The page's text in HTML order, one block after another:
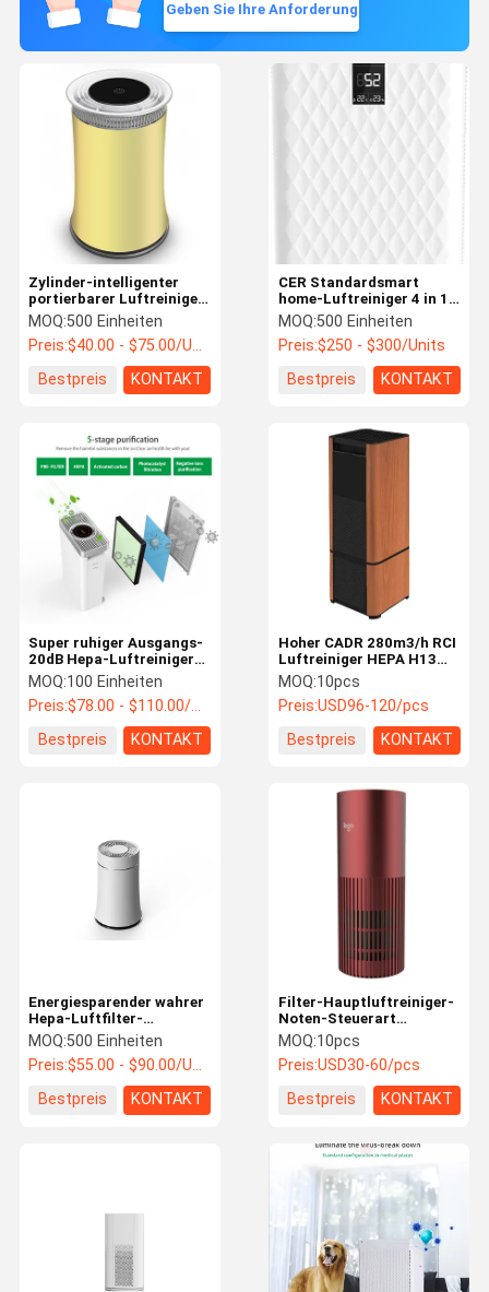
Kontakt
HEPA-Filter-Luftreiniger
Hauptluftreiniger
Auto-Luftreiniger
Tischplattenluftreiniger
Boden-Stellungs-Luftreiniger
Geben Sie Ihre Anforderung
CER Standardsmart
home-Luftreiniger 4 in 1
Stadium PM2.5 Soem
750M3/H CADR
MOQ:500 Einheiten
Preis:$250 - $300/Units
Bestpreis
KONTAKT
Zylinder-intelligenter
portierbarer Luftreiniger
für Haus mit wahrer
Hepa-Filter-negativem
Ion
MOQ:500 Einheiten
Preis:$40.00 - $75.00/Units
Bestpreis
KONTAKT
Hoher CADR 280m3/h RCI
Luftreiniger HEPA H13
Ausgangsdes
luftreiniger-lärmarm
MOQ:10pcs
Preis:USD96-120/pcs
Bestpreis
KONTAKT
Super ruhiger Ausgangs-
20dB Hepa-Luftreiniger
für Viren und Bakterien
mit LED-Licht
MOQ:100 Einheiten
Preis:$78.00 - $110.00/Units
Bestpreis
KONTAKT
Filter-Hauptluftreiniger-
Noten-Steuerart
Stromversorgung H13
HEPA C USB
MOQ:10pcs
Preis:USD30-60/pcs
Bestpreis
KONTAKT
Energiesparender wahrer
Hepa-Luftfilter-
lärmarmer Raum-
Luftreiniger für Allergien
MOQ:500 Einheiten
Preis:$55.00 - $90.00/Units
Bestpreis
KONTAKT